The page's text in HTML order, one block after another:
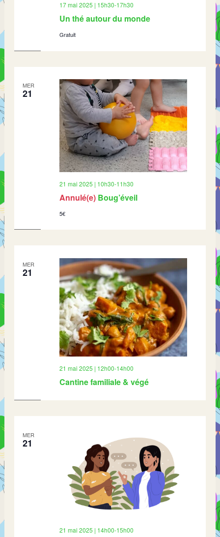
Un thé autour du monde
17 mai 2025 | 15h30-17h30
Gratuit
MER
21
Annulé(e) Boug’éveil
21 mai 2025 | 10h30-11h30
5€
MER
21
Cantine familiale & végé
21 mai 2025 | 12h00-14h00
MER
21
21 mai 2025 | 14h00-15h00